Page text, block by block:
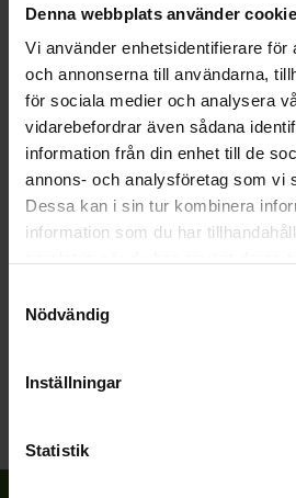
Denna webbplats använder
Vi använder enhetsidentifierare för
och annonserna till användarna,
för sociala medier och analysera
vidarebefordrar även sådana
information från din enhet till de
annons- och analysföretag som vi
Dessa kan i sin tur kombinera
information som du har
Nödvändig
Inställningar
Statistik
SKATE ELITE
SKATE JR